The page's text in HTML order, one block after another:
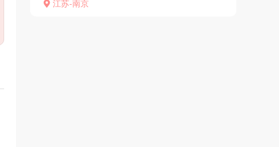
绕了两圈看到桥头有人看我不过也没搭理我的
江苏-南京